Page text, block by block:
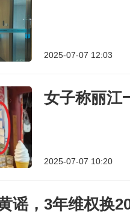
2025-07-07 12:03
女子称丽江
2025-07-07 10:20
谣，3年维权换